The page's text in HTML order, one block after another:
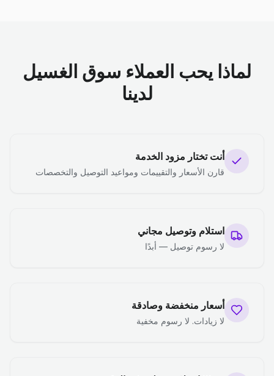
لماذا يحب العملاء سوق الغسيل
لدينا
أنت تختار مزود الخدمة
قارن الأسعار والتقييمات ومواعيد التوصيل والتخصصات
استلام وتوصيل مجاني
لا رسوم توصيل — أبدًا
أسعار منخفضة وصادقة
لا زيادات. لا رسوم مخفية